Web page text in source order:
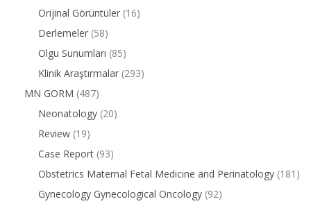
Orijinal Görüntüler (16)
Derlemeler (58)
Olgu Sunumları (85)
Klinik Araştırmalar (293)
MN GORM (487)
Neonatology (20)
Review (19)
Case Report (93)
Obstetrics Maternal Fetal Medicine and Perinatology (181)
Gynecology Gynecological Oncology (92)